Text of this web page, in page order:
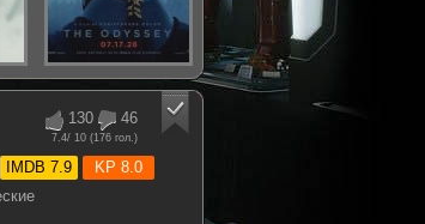
130 46
7.4/ 10 (176 гол.)
IMDB 7.9 KP 8.0